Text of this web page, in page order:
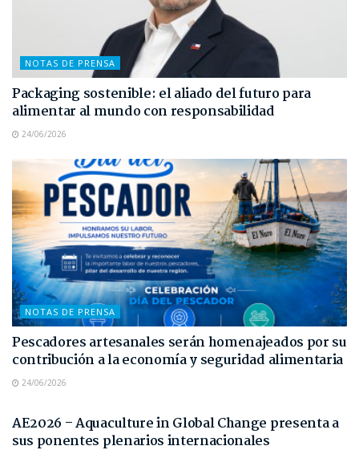
NOTAS DE PRENSA
Packaging sostenible: el aliado del futuro para
alimentar al mundo con responsabilidad
24/06/2026
NOTAS DE PRENSA
Pescadores artesanales serán homenajeados por su
contribución a la economía y seguridad alimentaria
24/06/2026
AE2026 – Aquaculture in Global Change presenta a
sus ponentes plenarios internacionales